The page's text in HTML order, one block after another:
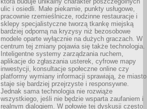
ulic i osiedli. Małe piekarnie, punkty usługowe,
pracownie rzemieślnicze, rodzinne restauracje i
sklepy specjalistyczne tworzą tkankę miejską
bardziej odporną na kryzysy niż bezosobowe
modele oparte wyłącznie na dużych graczach. W
centrum tej zmiany pojawia się także technologia.
Inteligentne systemy zarządzania ruchem,
aplikacje do zgłaszania usterek, cyfrowe mapy
inwestycji, konsultacje społeczne online czy
platformy wymiany informacji sprawiają, że miasto
staje się bardziej przejrzyste i responsywne.
Jednak sama technologia nie rozwiąże
wszystkiego, jeśli nie będzie wsparta zaufaniem i
realnym dialogiem. W połowie tej dyskusji często